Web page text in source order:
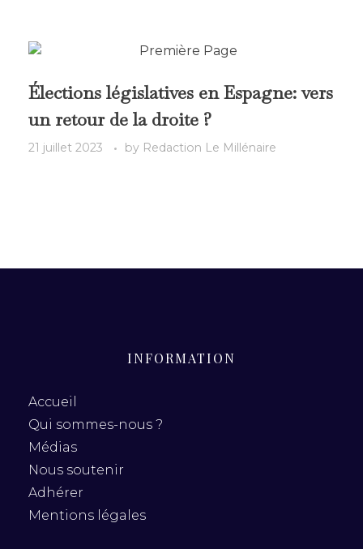
Élections législatives en Espagne: vers
un retour de la droite ?
21 juillet 2023 by Redaction Le Millénaire
INFORMATION
Accueil
Qui sommes-nous ?
Médias
Nous soutenir
Adhérer
Mentions légales